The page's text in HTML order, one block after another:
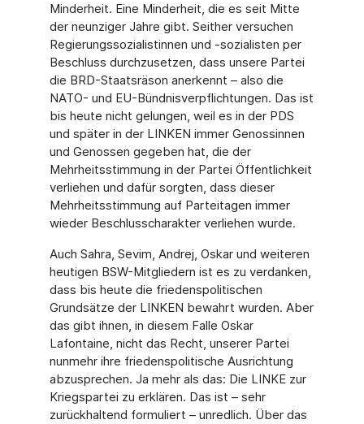
Minderheit. Eine Minderheit, die es seit Mitte
der neunziger Jahre gibt. Seither versuchen
Regierungssozialistinnen und -sozialisten per
Beschluss durchzusetzen, dass unsere Partei
die BRD-Staatsräson anerkennt – also die
NATO- und EU-Bündnisverpflichtungen. Das ist
bis heute nicht gelungen, weil es in der PDS
und später in der LINKEN immer Genossinnen
und Genossen gegeben hat, die der
Mehrheitsstimmung in der Partei Öffentlichkeit
verliehen und dafür sorgten, dass dieser
Mehrheitsstimmung auf Parteitagen immer
wieder Beschlusscharakter verliehen wurde.
Auch Sahra, Sevim, Andrej, Oskar und weiteren
heutigen BSW-Mitgliedern ist es zu verdanken,
dass bis heute die friedenspolitischen
Grundsätze der LINKEN bewahrt wurden. Aber
das gibt ihnen, in diesem Falle Oskar
Lafontaine, nicht das Recht, unserer Partei
nunmehr ihre friedenspolitische Ausrichtung
abzusprechen. Ja mehr als das: Die LINKE zur
Kriegspartei zu erklären. Das ist – sehr
zurückhaltend formuliert – unredlich. Über das